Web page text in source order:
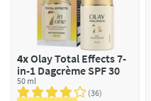
4xOlay Total Effects 7-
in-1 Dagcrème SPF 30
50 ml
36